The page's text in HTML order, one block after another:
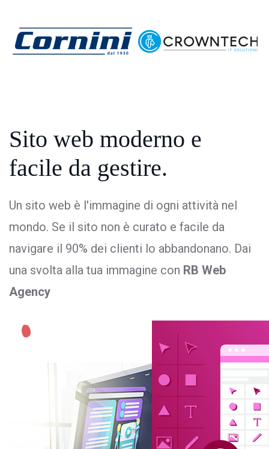
Sito web moderno e
facile da gestire.
Un sito web è l'immagine di ogni attività nel
mondo. Se il sito non è curato e facile da
navigare il 90% dei clienti lo abbandonano. Dai
una svolta alla tua immagine con RB Web
Agency